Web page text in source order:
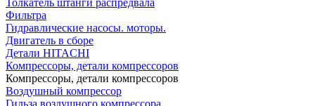
Толкатель штанги распредвала
Фильтра
Гидравлические насосы. моторы.
Двигатель в сборе
Детали HITACHI
Компрессоры, детали компрессоров
Компрессоры, детали компрессоров
Воздушный компрессор
Гильза воздушного компрессора